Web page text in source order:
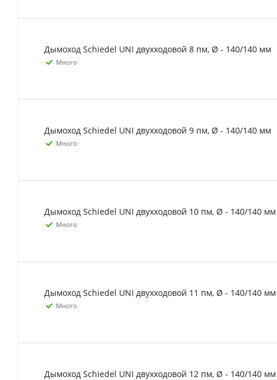
Дымоход Schiedel UNI двухходовой 8 пм, Ø - 140/140 мм
Много
Дымоход Schiedel UNI двухходовой 9 пм, Ø - 140/140 мм
Много
Дымоход Schiedel UNI двухходовой 10 пм, Ø - 140/140 мм
Много
Дымоход Schiedel UNI двухходовой 11 пм, Ø - 140/140 мм
Много
Дымоход Schiedel UNI двухходовой 12 пм, Ø - 140/140 мм